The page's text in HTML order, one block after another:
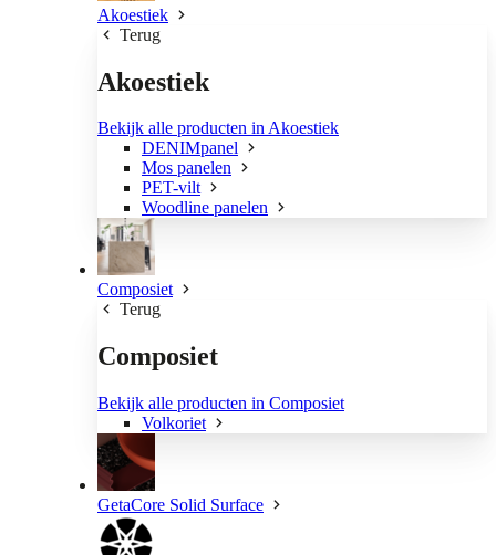
Akoestiek
Terug
Akoestiek
Bekijk alle producten in Akoestiek
DENIMpanel
Mos panelen
PET-vilt
Woodline panelen
Composiet
Terug
Composiet
Bekijk alle producten in Composiet
Volkoriet
GetaCore Solid Surface